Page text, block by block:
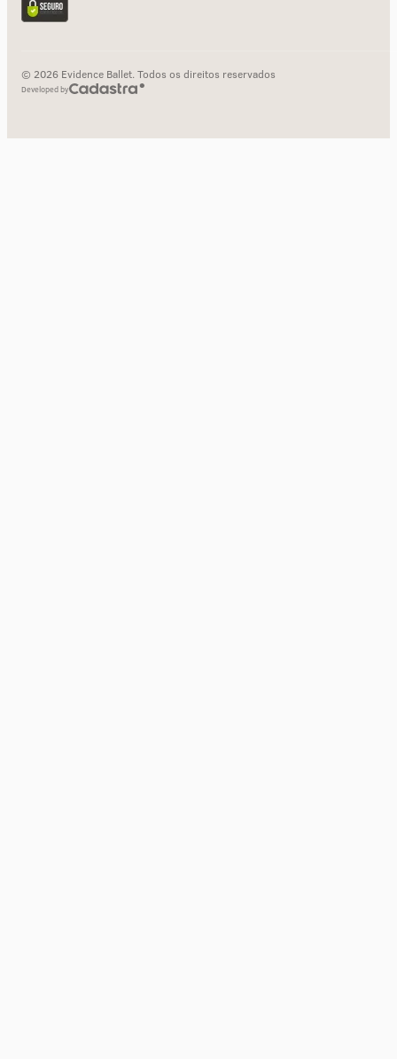
© 2026 Evidence Ballet. Todos os direitos reservados
Developed by